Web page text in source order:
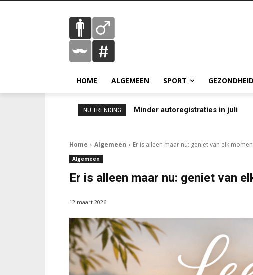
HOME ALGEMEEN SPORT GEZONDHEID
NU TRENDING Minder autoregistraties in juli
Home Algemeen Er is alleen maar nu: geniet van elk
Algemeen
Er is alleen maar nu: geniet van
12 maart 2026